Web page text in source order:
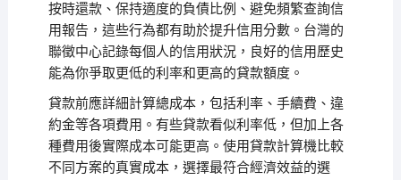
按時還款、保持適度的負債比例、避免頻繁查詢信
用報告，這些行為都有助於提升信用分數。台灣的
聯徵中心記錄每個人的信用狀況，良好的信用歷史
能為你爭取更低的利率和更高的貸款額度。
貸款前應詳細計算總成本，包括利率、手續費、違
約金等各項費用。有些貸款看似利率低，但加上各
種費用後實際成本可能更高。使用貸款計算機比較
不同方案的真實成本，選擇最符合經濟效益的選